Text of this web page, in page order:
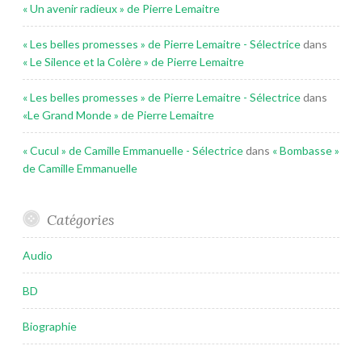
« Un avenir radieux » de Pierre Lemaitre
« Les belles promesses » de Pierre Lemaitre - Sélectricedans
« Le Silence et la Colère » de Pierre Lemaitre
« Les belles promesses » de Pierre Lemaitre - Sélectricedans
«Le Grand Monde » de Pierre Lemaitre
« Cucul » de Camille Emmanuelle - Sélectricedans « Bombasse »
de Camille Emmanuelle
Catégories
Audio
BD
Biographie